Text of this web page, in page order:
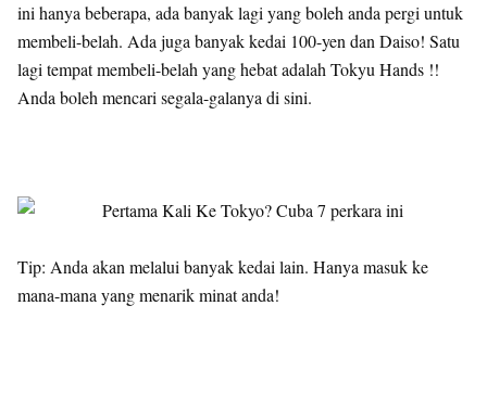
ini hanya beberapa, ada banyak lagi yang boleh anda pergi untuk
membeli-belah. Ada juga banyak kedai 100-yen dan Daiso! Satu
lagi tempat membeli-belah yang hebat adalah Tokyu Hands !!
Anda boleh mencari segala-galanya di sini.
Tip: Anda akan melalui banyak kedai lain. Hanya masuk ke
mana-mana yang menarik minat anda!